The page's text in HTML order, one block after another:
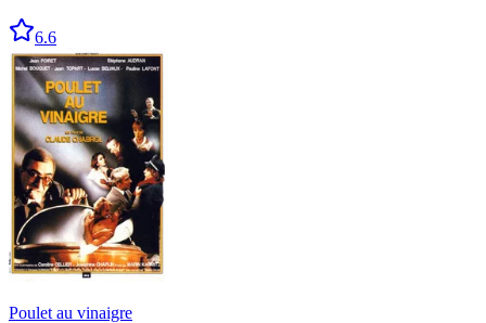
6.6
Poulet au vinaigre